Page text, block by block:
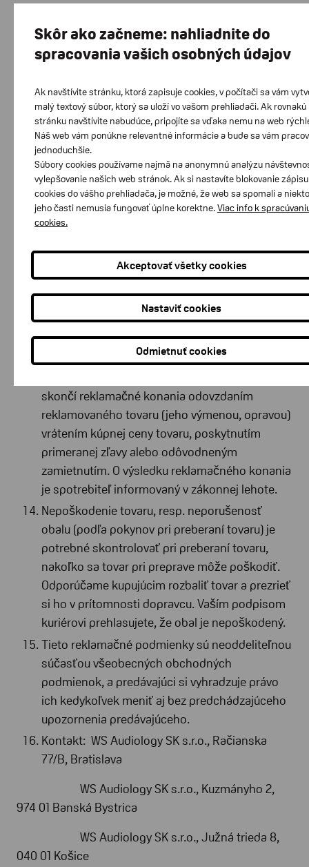
ak ide o vadu, ktorú nemožno odstrániť a
ktorá bráni riadnemu používaniu veci má
odstúpenie od zmluvy. Také isté právo ma
kupujúci v prípade ak síce ide o
odstrániteľné vady, ak však kupujúci
nemôže pre opätovné vyskytnutie sa vady
po oprave alebo pre väčší počet vád vec
riadne užívať,
ak ide o iné neodstrániteľné vady, má
kupujúci právo na primeranú zľavu z ceny
Reklamácia sa považuje za vybavenú, ak sa
skončí reklamačné konanie odovzdaním
reklamovaného tovaru, jeho výmenou alebo
vrátením kúpnej ceny tovaru, písomnou výzvou
na prevzatie plnenia alebo jej odôvodnené
skončí reklamačné konania odovzdaním
reklamovaného tovaru (jeho výmenou, opravou)
vrátením kúpnej ceny tovaru, poskytnutím
primeranej zľavy alebo odôvodneným
zamietnutím. O výsledku reklamačného konania
je spotrebiteľ informovaný v zákonnej lehote.
Nepoškodenie tovaru, resp. neporušenosť
obalu (podľa pokynov pri preberaní tovaru) je
potrebné skontrolovať pri preberaní tovaru,
nakoľko sa tovar pri preprave môže poškodiť.
Odporúčame kupujúcim rozbaliť tovar a prezrieť
si ho v prítomnosti dopravcu. Vaším podpisom
kuriérovi prehlasujete, že obal je nepoškodený.
Tieto reklamačné podmienky sú neoddeliteľnou
súčasťou všeobecných obchodných
podmienok, a predávajúci si vyhradzuje právo
ich kedykoľvek meniť aj bez predchádzajúceho
upozornenia predávajúceho.
Kontakt: WS Audiology SK s.r.o., Račianska
77/B, Bratislava
WS Audiology SK s.r.o., Kuzmányho 2,
974 01 Banská Bystrica
WS Audiology SK s.r.o., Južná trieda 8,
040 01 Košice
Skôr ako začneme: nahliadnite do
spracovania vašich osobných údajov
Ak navštívite stránku, ktorá zapisuje cookies, v počítači sa vám
malý textový súbor, ktorý sa uloží vo vašom prehliadači. Ak rovnakú
stránku navštívite nabudúce, pripojíte sa vďaka nemu na web
Náš web vám ponúkne relevantné informácie a bude sa vám
jednoduchšie.
Súbory cookies používame najmä na anonymnú analýzu
vylepšovanie našich web stránok. Ak si nastavíte blokovanie zápisu
cookies do vášho prehliadača, je možné, že web sa spomalí a
jeho časti nemusia fungovať úplne korektne.Viac info k
cookies.
Akceptovať všetky cookies
Nastaviť cookies
Odmietnuť cookies